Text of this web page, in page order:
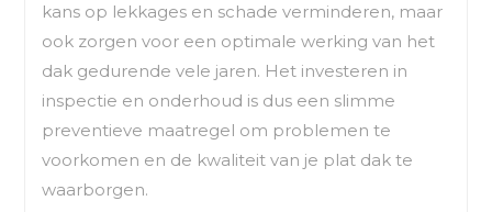
kans op lekkages en schade verminderen, maar
ook zorgen voor een optimale werking van het
dak gedurende vele jaren. Het investeren in
inspectie en onderhoud is dus een slimme
preventieve maatregel om problemen te
voorkomen en de kwaliteit van je plat dak te
waarborgen.